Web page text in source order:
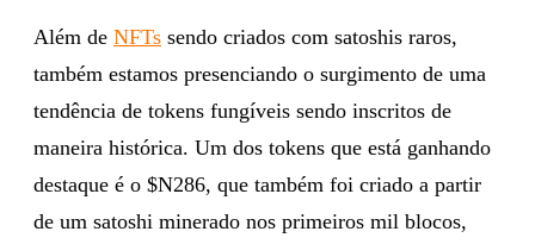
Além de NFTs sendo criados com satoshis raros,
também estamos presenciando o surgimento de uma
tendência de tokens fungíveis sendo inscritos de
maneira histórica. Um dos tokens que está ganhando
destaque é o $N286, que também foi criado a partir
de um satoshi minerado nos primeiros mil blocos,